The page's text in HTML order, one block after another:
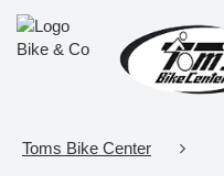
Toms Bike Center